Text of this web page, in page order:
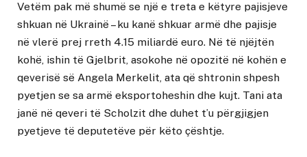
Vetëm pak më shumë se një e treta e këtyre pajisjeve
shkuan në Ukrainë – ku kanë shkuar armë dhe pajisje
në vlerë prej rreth 4.15 miliardë euro. Në të njëjtën
kohë, ishin të Gjelbrit, asokohe në opozitë në kohën e
qeverisë së Angela Merkelit, ata që shtronin shpesh
pyetjen se sa armë eksportoheshin dhe kujt. Tani ata
janë në qeveri të Scholzit dhe duhet t’u përgjigjen
pyetjeve të deputetëve për këto çështje.